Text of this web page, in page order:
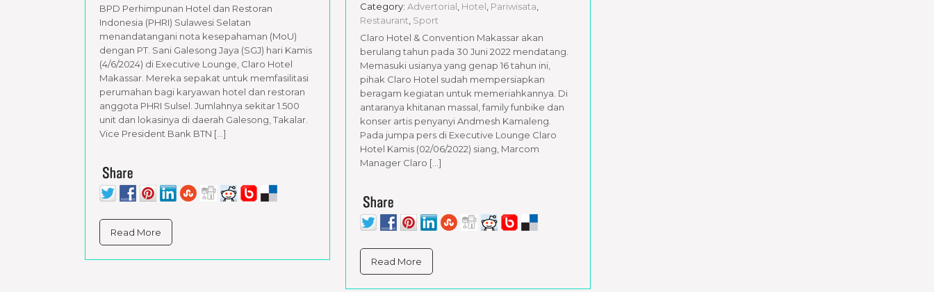
BPD Perhimpunan Hotel dan Restoran
Indonesia (PHRI) Sulawesi Selatan
menandatangani nota kesepahaman (MoU)
dengan PT. Sani Galesong Jaya (SGJ) hari Kamis
(4/6/2024) di Executive Lounge, Claro Hotel
Makassar. Mereka sepakat untuk memfasilitasi
perumahan bagi karyawan hotel dan restoran
anggota PHRI Sulsel. Jumlahnya sekitar 1.500
unit dan lokasinya di daerah Galesong, Takalar.
Vice President Bank BTN […]
Read More
Category: Advertorial Hotel Pariwisata
Restaurant Sport
Claro Hotel & Convention Makassar akan
berulang tahun pada 30 Juni 2022 mendatang.
Memasuki usianya yang genap 16 tahun ini,
pihak Claro Hotel sudah mempersiapkan
beragam kegiatan untuk memeriahkannya. Di
antaranya khitanan massal, family funbike dan
konser artis penyanyi Andmesh Kamaleng.
Pada jumpa pers di Executive Lounge Claro
Hotel Kamis (02/06/2022) siang, Marcom
Manager Claro […]
Read More